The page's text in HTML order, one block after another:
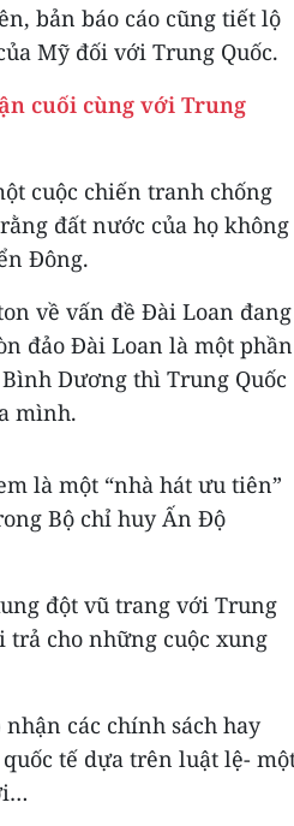
bản báo cáo cũng tiết lộ
Mỹ đối với Trung Quốc.
cuối cùng với Trung
cuộc chiến tranh chống
đất nước của họ không
Đông.
về vấn đề Đài Loan đang
đảo Đài Loan là một phần
Dương thì Trung Quốc
mình.
là một “nhà hát ưu tiên”
Bộ chỉ huy Ấn Độ
đột vũ trang với Trung
trả cho những cuộc xung
các chính sách hay
tế dựa trên luật lệ-